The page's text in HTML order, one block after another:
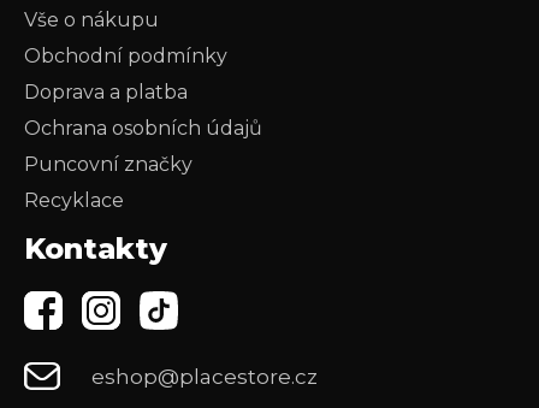
Vše o nákupu
Obchodní podmínky
Doprava a platba
Ochrana osobních údajů
Puncovní značky
Recyklace
Kontakty
eshop@placestore.cz